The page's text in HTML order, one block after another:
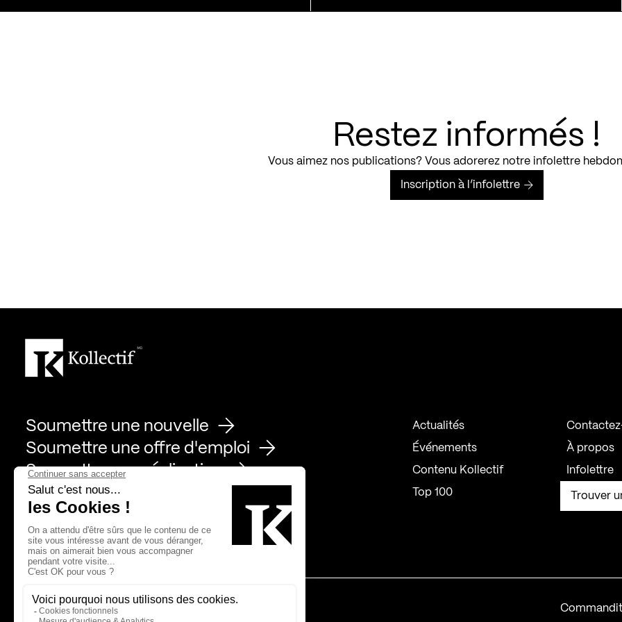
Restez informés !
Vous aimez nos publications? Vous adorerez notre infolettre
Inscription à l’infolettre
Soumettre une nouvelle
Soumettre une offre d'emploi
Soumettre une réalisation
Actualités
Événements
Contenu Kollectif
Top 100
À propos
Infolettre
Trouver
Page Facebook de Kollectif
Page Instagram de Kollectif
Page Linkedin de Kollectif
Partenaires